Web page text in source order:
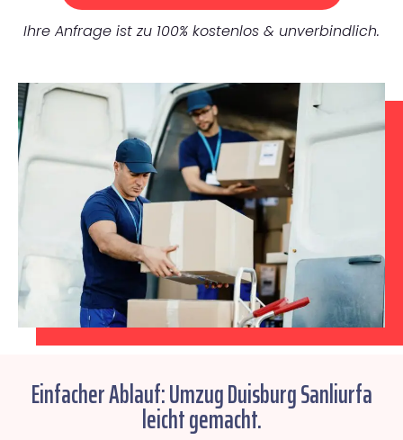
Ihre Anfrage ist zu 100% kostenlos & unverbindlich.
Einfacher Ablauf: Umzug Duisburg Sanliurfa
leicht gemacht.